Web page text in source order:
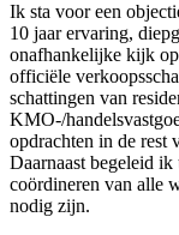
Ik sta voor een
10 jaar ervaring,
onafhankelijke kijk
officiële
schattingen van
KMO-/
opdrachten in de rest
Daarnaast begeleid ik
coördineren van alle
nodig zijn.